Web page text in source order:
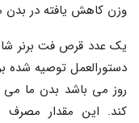
وزن کاهش یافته در بدن
کند. این مقدار